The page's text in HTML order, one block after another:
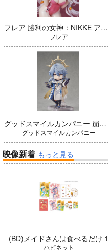
フレア 勝利の女神：NIKKE アリス：ワンダーランドバニー 完成品
フレア
グッドスマイルカンパニー 崩壊：スターレイル ねんどろいどどーる サンデー 完成品
グッドスマイルカンパニー
映像新着 もっと見る
(BD)メイドさんは食べるだけ 1
ハピネット